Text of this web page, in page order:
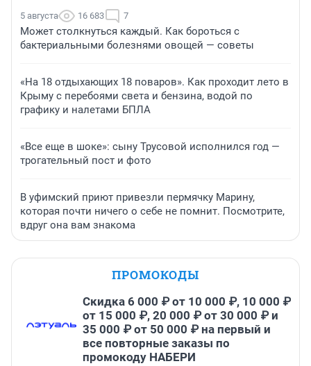
5 августа 16 683 7
Может столкнуться каждый. Как бороться с
бактериальными болезнями овощей — советы
«На 18 отдыхающих 18 поваров». Как проходит лето в
Крыму с перебоями света и бензина, водой по
графику и налетами БПЛА
«Все еще в шоке»: сыну Трусовой исполнился год —
трогательный пост и фото
В уфимский приют привезли пермячку Марину,
которая почти ничего о себе не помнит. Посмотрите,
вдруг она вам знакома
ПРОМОКОДЫ
Скидка 6 000 ₽ от 10 000 ₽, 10 000 ₽
от 15 000 ₽, 20 000 ₽ от 30 000 ₽ и
35 000 ₽ от 50 000 ₽ на первый и
все повторные заказы по
промокоду НАБЕРИ